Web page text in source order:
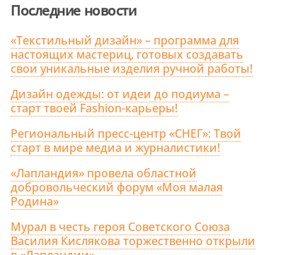
Последние новости
«Текстильный дизайн» – программа для
настоящих мастериц, готовых создавать
свои уникальные изделия ручной работы!
Дизайн одежды: от идеи до подиума –
старт твоей Fashion-карьеры!
Региональный пресс-центр «СНЕГ»: Твой
старт в мире медиа и журналистики!
«Лапландия» провела областной
добровольческий форум «Моя малая
Родина»
Мурал в честь героя Советского Союза
Василия Кислякова торжественно открыли